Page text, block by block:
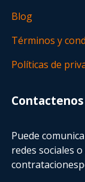
Blog
Términos y
Políticas de
Contactenos
Puede
redes sociales